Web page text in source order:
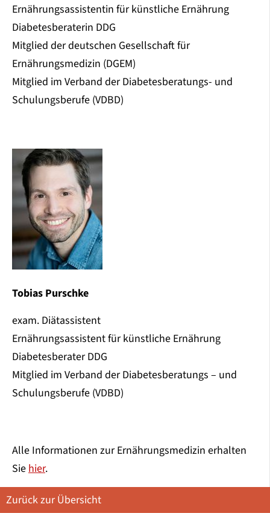
Ernährungsassistentin für künstliche Ernährung
Diabetesberaterin DDG
Mitglied der deutschen Gesellschaft für
Ernährungsmedizin (DGEM)
Mitglied im Verband der Diabetesberatungs- und
Schulungsberufe (VDBD)
Tobias Purschke
exam. Diätassistent
Ernährungsassistent für künstliche Ernährung
Diabetesberater DDG
Mitglied im Verband der Diabetesberatungs – und
Schulungsberufe (VDBD)
Alle Informationen zur Ernährungsmedizin erhalten
Siehier.
Zurück zur Übersicht